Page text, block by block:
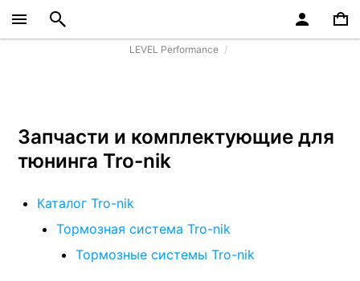
LEVEL Performance
Запчасти и комплектующие для
тюнинга Tro-nik
Каталог Tro-nik
Тормозная система Tro-nik
Тормозные системы Tro-nik